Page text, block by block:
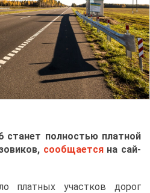
ста­нет пол­но­стью плат­ной
со­об­ща­ет­сяна сай­
плат­ных участ­ков до­рог